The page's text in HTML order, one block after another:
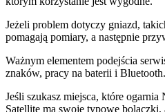
Jeżeli problem dotyczy gniazd,
pomagają pomiary, a następnie
Ważnym elementem podejścia
znaków, pracy na baterii i
Jeśli szukasz miejsca, które
Satellite ma swoje typowe